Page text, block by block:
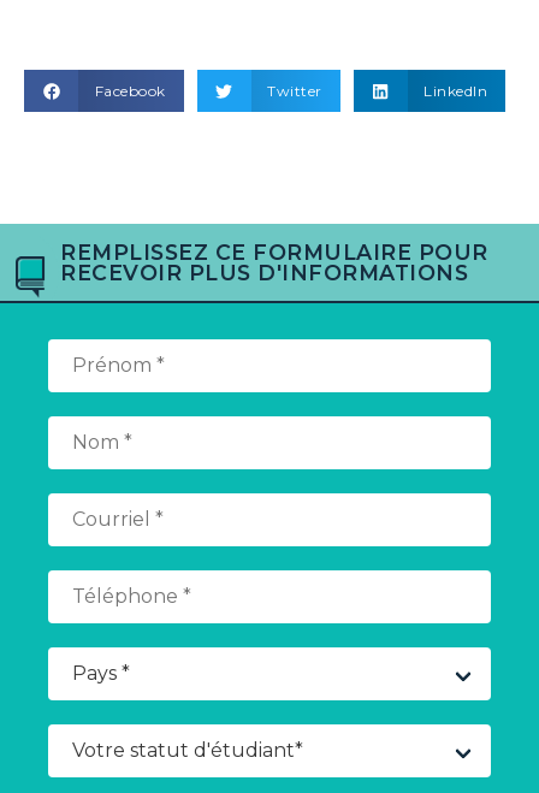
Facebook Twitter LinkedIn
REMPLISSEZ CE FORMULAIRE POUR
RECEVOIR PLUS D'INFORMATIONS